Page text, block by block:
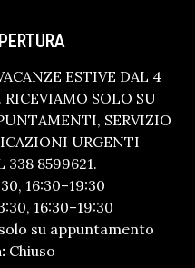
ESTIVE DAL 4
SOLO SU
SERVIZIO
URGENTI
338 8599621.
16:30–19:30
16:30–19:30
su appuntamento
Chiuso